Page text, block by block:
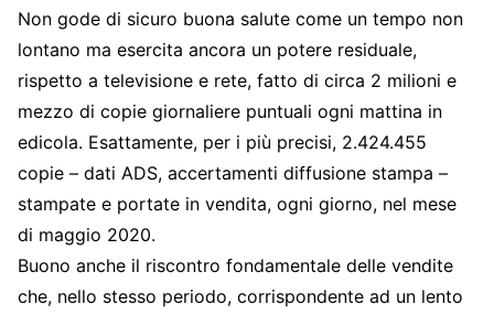
Non gode di sicuro buona salute come un tempo non
lontano ma esercita ancora un potere residuale,
rispetto a televisione e rete, fatto di circa 2 milioni e
mezzo di copie giornaliere puntuali ogni mattina in
edicola. Esattamente, per i più precisi, 2.424.455
copie – dati ADS, accertamenti diffusione stampa –
stampate e portate in vendita, ogni giorno, nel mese
di maggio 2020.
Buono anche il riscontro fondamentale delle vendite
che, nello stesso periodo, corrispondente ad un lento